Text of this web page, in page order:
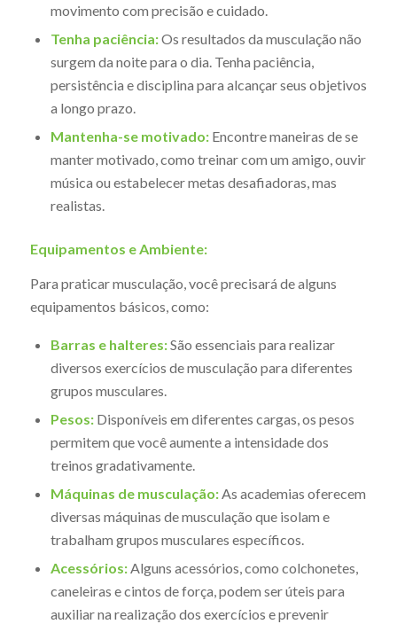
movimento com precisão e cuidado.
Tenha paciência:Os resultados da musculação não
surgem da noite para o dia. Tenha paciência,
persistência e disciplina para alcançar seus objetivos
a longo prazo.
Mantenha-se motivado:Encontre maneiras de se
manter motivado, como treinar com um amigo, ouvir
música ou estabelecer metas desafiadoras, mas
realistas.
Equipamentos e Ambiente:
Para praticar musculação, você precisará de alguns
equipamentos básicos, como:
Barras e halteres:São essenciais para realizar
diversos exercícios de musculação para diferentes
grupos musculares.
Pesos:Disponíveis em diferentes cargas, os pesos
permitem que você aumente a intensidade dos
treinos gradativamente.
Máquinas de musculação:As academias oferecem
diversas máquinas de musculação que isolam e
trabalham grupos musculares específicos.
Acessórios:Alguns acessórios, como colchonetes,
caneleiras e cintos de força, podem ser úteis para
auxiliar na realização dos exercícios e prevenir